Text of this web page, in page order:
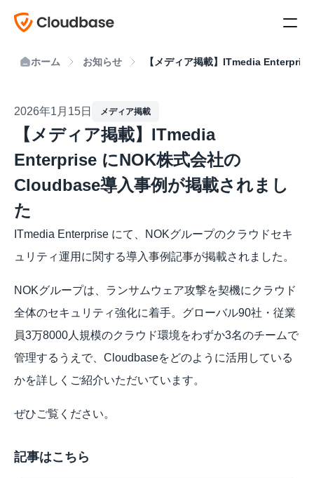
ホーム お知らせ 【メディア掲載】ITmedia
2026年1月15日 メディア掲載
【メディア掲載】ITmedia
Enterprise にNOK株式会社の
Cloudbase導入事例が掲載されまし
た
ITmedia Enterprise にて、NOKグループのクラウドセキ
ュリティ運用に関する導入事例記事が掲載されました。
NOKグループは、ランサムウェア攻撃を契機にクラウド
全体のセキュリティ強化に着手。グローバル90社・従業
員3万8000人規模のクラウド環境をわずか3名のチームで
管理するうえで、Cloudbaseをどのように活用している
かを詳しくご紹介いただいています。
ぜひご覧ください。
記事はこちら